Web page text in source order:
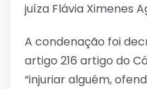
juíza Flávia Ximenes
A condenação foi
artigo 216 artigo do
“injuriar alguém,